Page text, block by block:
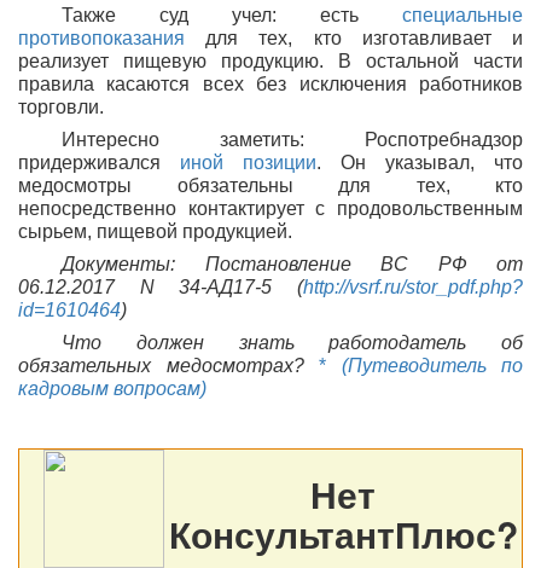
Также суд учел: есть специальные
противопоказания для тех, кто изготавливает и
реализует пищевую продукцию. В остальной части
правила касаются всех без исключения работников
торговли.
Интересно заметить: Роспотребнадзор
придерживался иной позиции . Он указывал, что
медосмотры обязательны для тех, кто
непосредственно контактирует с продовольственным
сырьем, пищевой продукцией.
Документы: Постановление ВС РФ от
06.12.2017 N 34-АД17-5 (http://vsrf.ru/stor_pdf.php?
id=1610464)
Что должен знать работодатель об
обязательных медосмотрах? * (Путеводитель по
кадровым вопросам)
Нет
КонсультантПлюс?